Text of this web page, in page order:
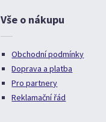
Vše o nákupu
Obchodní podmínky
Doprava a platba
Pro partnery
Reklamační řád